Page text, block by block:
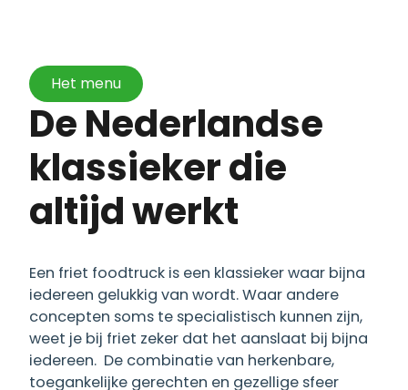
Het menu
De Nederlandse
klassieker die
altijd werkt
Een friet foodtruck is een klassieker waar bijna
iedereen gelukkig van wordt. Waar andere
concepten soms te specialistisch kunnen zijn,
weet je bij friet zeker dat het aanslaat bij bijna
iedereen. De combinatie van herkenbare,
toegankelijke gerechten en gezellige sfeer